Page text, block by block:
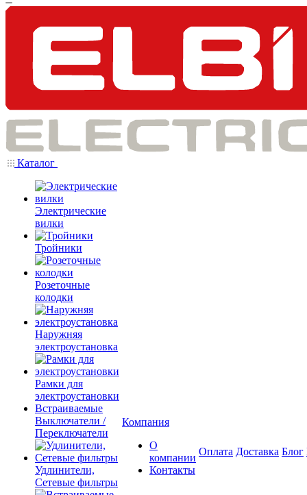
Каталог
Электрические
вилки
Тройники
Розеточные
колодки
Наружняя
электроустановка
Рамки для
электроустановки
Встраиваемые
Выключатели /
Переключатели
Удлинители,
Сетевые фильтры
Компания
О
компании
Контакты
Оплата Доставка Блог